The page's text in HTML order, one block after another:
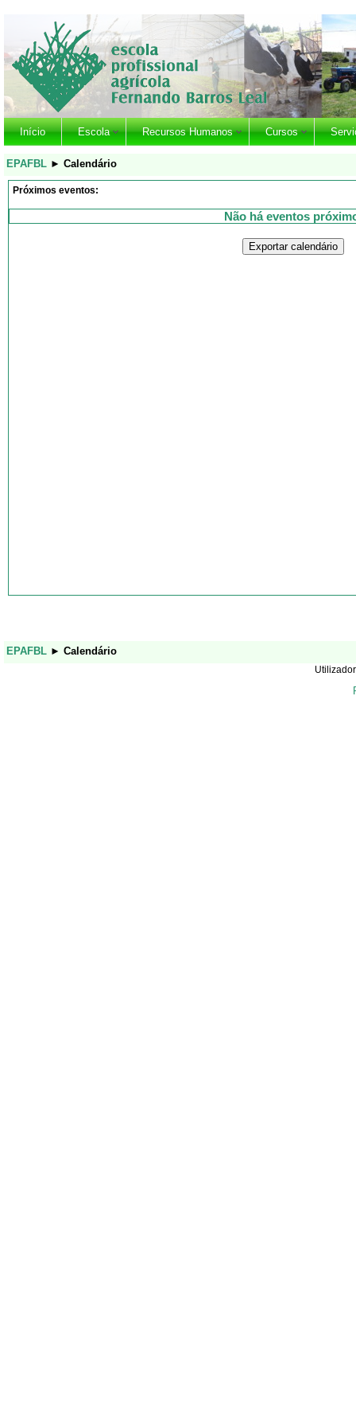
Início Escola Recursos Humanos Cursos
EPAFBL ► Calendário
Próximos eventos:
Não há eventos
EPAFBL ► Calendário